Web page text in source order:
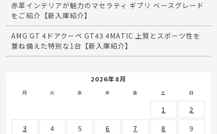
赤革インテリアが魅力のマセラティ ギブリ ベースグレード
をご紹介【新入庫紹介】
AMG GT 4ドアクーペ GT43 4MATIC 上質とスポーツ性を
兼ね備えた特別な1台【新入庫紹介】
2026年8月
月 火 水 木 金 土 日
1
2
3
4 5 6 7 8
9